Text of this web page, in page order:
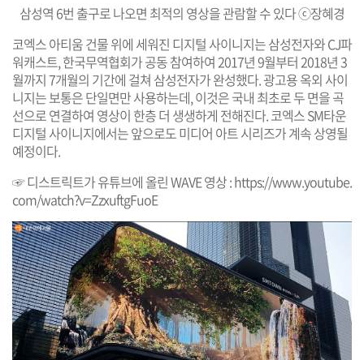
삼성역 6번 출구로 나오면 최적의 영상을 관람할 수 있다 ⓒ장혜경
코엑스 아티움 건물 위에 세워진 디지털 사이니지는 삼성전자와 CJ파
워캐스트, 한국무역협회가 공동 참여하여 2017년 9월부터 2018년 3
월까지 7개월의 기간에 걸쳐 삼성전자가 완성했다. 광고용 옥외 사이
니지는 보통은 단일면만 사용하는데, 이것은 국내 최초로 두 면을 곡
선으로 연결하여 영상이 한층 더 생생하게 전해진다. 코엑스 SM타운
디지털 사이니지에서는 앞으로도 미디어 아트 시리즈가 계속 상영될
예정이다.
☞ 디스트릭트가 유튜브에 올린 WAVE 영상 :https://www.youtube.
com/watch?v=ZzxuftgFuoE